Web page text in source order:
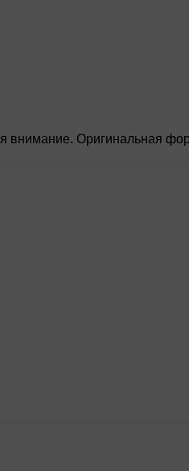
внимание. Оригинальная